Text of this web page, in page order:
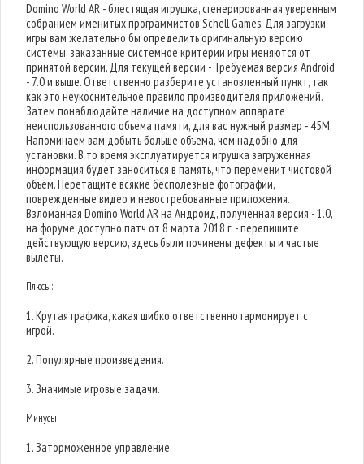
Domino World AR - блестящая игрушка, сгенерированная уверенным
собранием именитых программистов Schell Games. Для загрузки
игры вам желательно бы определить оригинальную версию
системы, заказанные системное критерии игры меняются от
принятой версии. Для текущей версии - Требуемая версия Android
- 7.0 и выше. Ответственно разберите установленный пункт, так
как это неукоснительное правило производителя приложений.
Затем понаблюдайте наличие на доступном аппарате
неиспользованного объема памяти, для вас нужный размер - 45M.
Напоминаем вам добыть больше объема, чем надобно для
установки. В то время эксплуатируется игрушка загруженная
информация будет заноситься в память, что переменит чистовой
объем. Перетащите всякие бесполезные фотографии,
поврежденные видео и невостребованные приложения.
Взломанная Domino World AR на Андроид, полученная версия - 1.0,
на форуме доступно патч от 8 марта 2018 г. - перепишите
действующую версию, здесь были починены дефекты и частые
вылеты.
Плюсы:
1. Крутая графика, какая шибко ответственно гармонирует с
игрой.
2. Популярные произведения.
3. Значимые игровые задачи.
Минусы:
1. Заторможенное управление.